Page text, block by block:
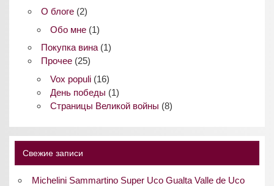
О блоге(2)
Обо мне(1)
Покупка вина(1)
Прочее(25)
Vox populi(16)
День победы (1)
Страницы Великой войны (8)
Свежие записи
Michelini Sammartino Super Uco Gualta Valle de Uco